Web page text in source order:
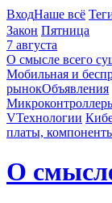
ВходНаше всё
Закон Пятница
7 августа
О смысле всего
Мобильная и
рынокОбъявления
VТехнологии
платы,
О